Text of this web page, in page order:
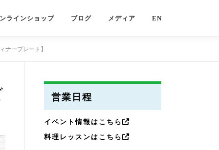
ラインショップ ブログ メディア EN
ナープレート】
営業日程
イベント情報はこちら
料理レッスンはこちら